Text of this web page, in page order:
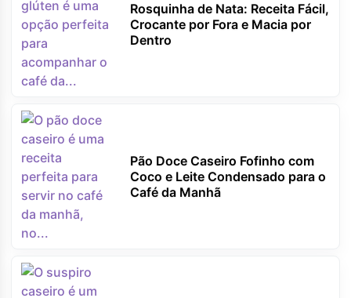
Rosquinha de Nata: Receita Fácil,
Crocante por Fora e Macia por
Dentro
Pão Doce Caseiro Fofinho com
Coco e Leite Condensado para o
Café da Manhã